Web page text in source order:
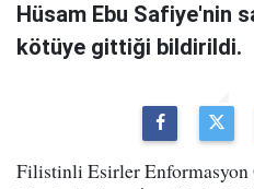
Hüsam Ebu Safiye'nin
kötüye gittiği bildirildi.
Filistinli Esirler